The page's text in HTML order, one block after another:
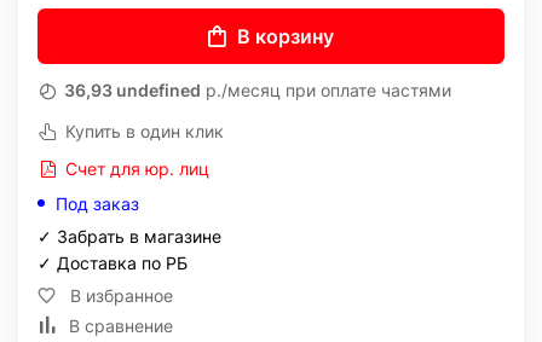
В корзину
36,93 undefined р./месяц при оплате частями
Купить в один клик
Счет для юр. лиц
Под заказ
✓ Забрать в магазине
✓ Доставка по РБ
В избранное
В сравнение